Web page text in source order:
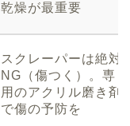
乾燥が最重要
スクレーパーは絶対
NG（傷つく）。専
用のアクリル磨き剤
で傷の予防を